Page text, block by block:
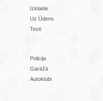
Izklaide
Uz Ūdens
Testi
Policija
Garāžā
Autoklubi